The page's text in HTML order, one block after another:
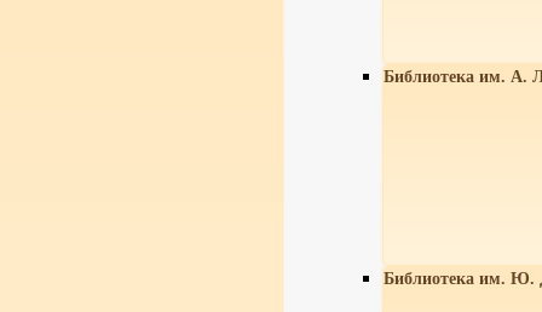
Библиотека им. А.
Библиотека им. Ю.